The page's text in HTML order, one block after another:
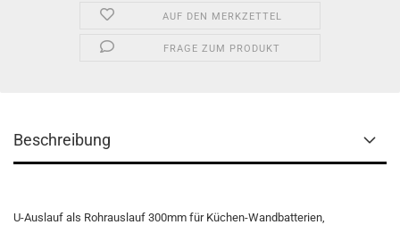
AUF DEN MERKZETTEL
FRAGE ZUM PRODUKT
Beschreibung
U-Auslauf als Rohrauslauf 300mm für Küchen-Wandbatterien,